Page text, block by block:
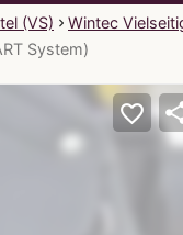
(VS) Wintec
System)
favorite_border